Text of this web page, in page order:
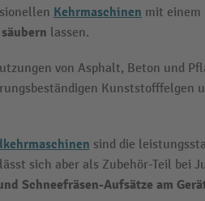
Kehrmaschinen mit einem
lassen.
von Asphalt, Beton und
Kunststofffelgen
sind die
sich aber als Zubehör-Teil bei
Schneefräsen-Aufsätze am